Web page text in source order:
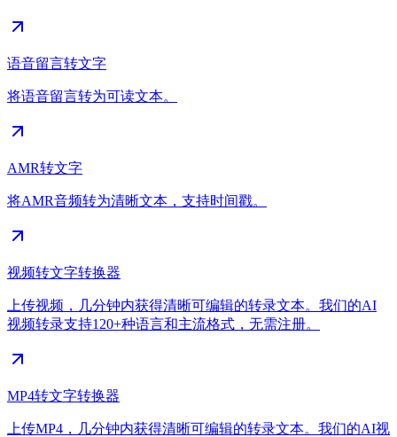
语音留言转文字
将语音留言转为可读文本。
AMR转文字
将AMR音频转为清晰文本，支持时间戳。
视频转文字转换器
上传视频，几分钟内获得清晰可编辑的转录文本。我们的AI
视频转录支持120+种语言和主流格式，无需注册。
MP4转文字转换器
上传MP4，几分钟内获得清晰可编辑的转录文本。我们的AI视